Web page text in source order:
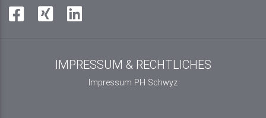
IMPRESSUM & RECHTLICHES
Impressum PH Schwyz